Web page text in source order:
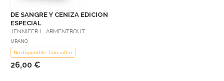
DE SANGRE Y CENIZA EDICION
ESPECIAL
JENNIFER L. ARMENTROUT
URANO
No disponible: Consultar
26,00 €